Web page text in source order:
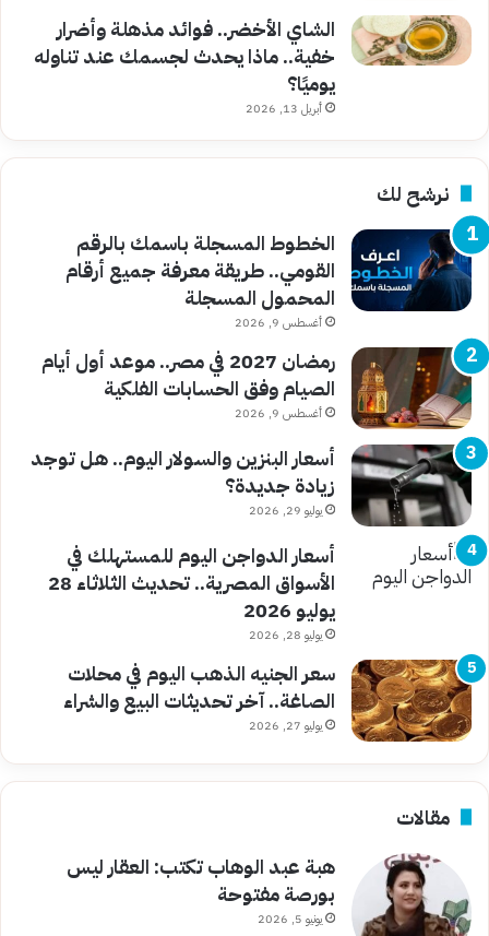
الشاي الأخضر.. فوائد مذهلة وأضرار
خفية.. ماذا يحدث لجسمك عند تناوله
يوميًا؟
أبريل 13, 2026
نرشح لك
الخطوط المسجلة باسمك بالرقم
القومي.. طريقة معرفة جميع أرقام
المحمول المسجلة
أغسطس 9, 2026
رمضان 2027 في مصر.. موعد أول أيام
الصيام وفق الحسابات الفلكية
أغسطس 9, 2026
أسعار البنزين والسولار اليوم.. هل توجد
زيادة جديدة؟
يوليو 29, 2026
أسعار الدواجن اليوم للمستهلك في
الأسواق المصرية.. تحديث الثلاثاء 28
يوليو 2026
يوليو 28, 2026
سعر الجنيه الذهب اليوم في محلات
الصاغة.. آخر تحديثات البيع والشراء
يوليو 27, 2026
مقالات
هبة عبد الوهاب تكتب: العقار ليس
بورصة مفتوحة
يونيو 5, 2026